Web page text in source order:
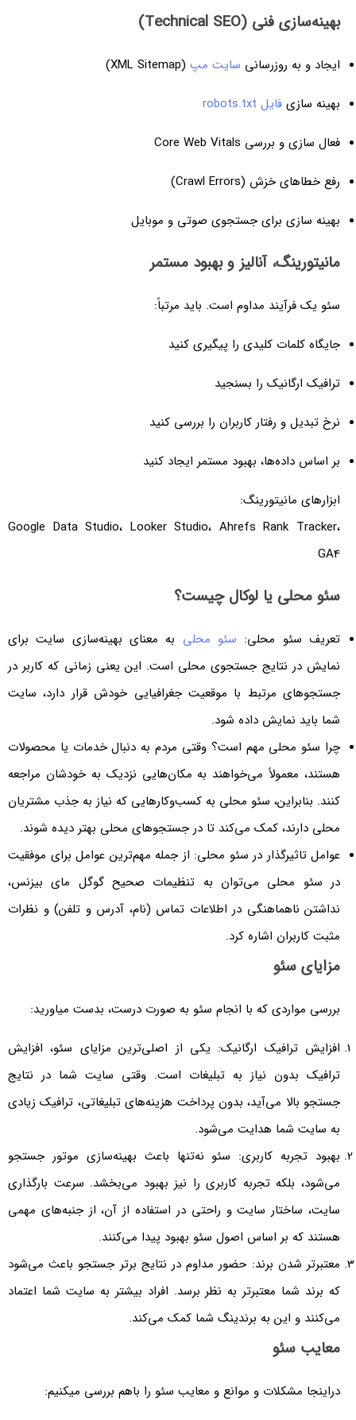
بهینه‌سازی فنی (Technical SEO)
ایجاد و به روزرسانی سایت مپ(XML Sitemap)
بهینه سازیفایل robots.txt
فعال سازی و بررسی Core Web Vitals
رفع خطاهای خزش (Crawl Errors)
بهینه سازی برای جستجوی صوتی و موبایل
مانیتورینگ، آنالیز و بهبود مستمر
سئو یک فرآیند مداوم است. باید مرتباً:
جایگاه کلمات کلیدی را پیگیری کنید
ترافیک ارگانیک را بسنجید
نرخ تبدیل و رفتار کاربران را بررسی کنید
بر اساس داده‌ها، بهبود مستمر ایجاد کنید
ابزارهای مانیتورینگ:
Google Data Studio، Looker Studio، Ahrefs Rank Tracker،
GA4
سئو محلی یا لوکال چیست؟
تعریف سئو محلی: سئو محلیبه معنای بهینه‌سازی سایت برای
نمایش در نتایج جستجوی محلی است. این یعنی زمانی که کاربر در
جستجوهای مرتبط با موقعیت جغرافیایی خودش قرار دارد، سایت
شما باید نمایش داده شود.
چرا سئو محلی مهم است؟ وقتی مردم به دنبال خدمات یا محصولات
هستند، معمولاً می‌خواهند به مکان‌هایی نزدیک به خودشان مراجعه
کنند. بنابراین، سئو محلی به کسب‌وکارهایی که نیاز به جذب مشتریان
محلی دارند، کمک می‌کند تا در جستجوهای محلی بهتر دیده شوند.
عوامل تاثیرگذار در سئو محلی: از جمله مهم‌ترین عوامل برای موفقیت
در سئو محلی می‌توان به تنظیمات صحیح گوگل مای بیزنس،
نداشتن ناهماهنگی در اطلاعات تماس (نام، آدرس و تلفن) و نظرات
مثبت کاربران اشاره کرد.
مزایای سئو
بررسی مواردی که با انجام سئو به صورت درست، بدست میاورید:
افزایش ترافیک ارگانیک: یکی از اصلی‌ترین مزایای سئو، افزایش
ترافیک بدون نیاز به تبلیغات است. وقتی سایت شما در نتایج
جستجو بالا می‌آید، بدون پرداخت هزینه‌های تبلیغاتی، ترافیک زیادی
به سایت شما هدایت می‌شود.
بهبود تجربه کاربری: سئو نه‌تنها باعث بهینه‌سازی موتور جستجو
می‌شود، بلکه تجربه کاربری را نیز بهبود می‌بخشد. سرعت بارگذاری
سایت، ساختار سایت و راحتی در استفاده از آن، از جنبه‌های مهمی
هستند که بر اساس اصول سئو بهبود پیدا می‌کنند.
معتبرتر شدن برند: حضور مداوم در نتایج برتر جستجو باعث می‌شود
که برند شما معتبرتر به نظر برسد. افراد بیشتر به سایت شما اعتماد
می‌کنند و این به برندینگ شما کمک می‌کند.
معایب سئو
دراینجا مشکلات و موانع و معایب سئو را باهم بررسی میکنیم: